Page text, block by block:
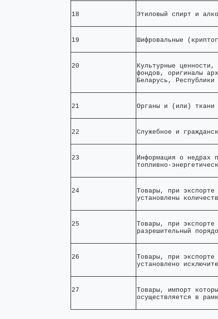
18 Этиловый
19 Шифровальные
20
Культурные
фондов, оригиналы
Беларусь,
21 Органы и (или)
22 Служебное и
23
Информация о
топливно-
24
Товары, при
установлены
25
Товары, при
26
Товары, при
установлено
27
Товары, импорт